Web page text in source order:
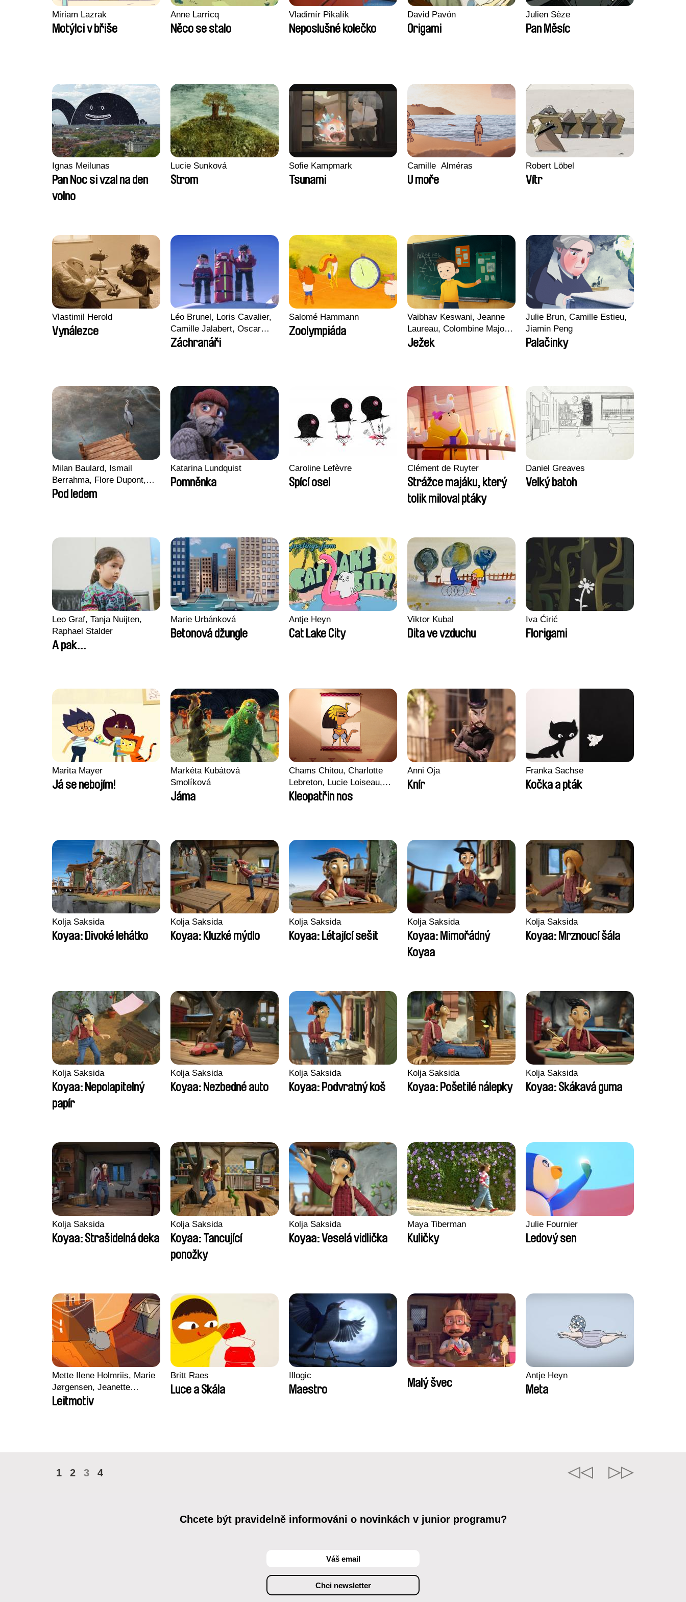
Miriam Lazrak
Motýlci v břiše
Anne Larricq
Něco se stalo
Vladimír Pikalík
Neposlušné kolečko
David Pavón
Origami
Julien Sèze
Pan Měsíc
Ignas Meilunas
Pan Noc si vzal na den
volno
Lucie Sunková
Strom
Sofie Kampmark
Tsunami
Camille​ ​ ​Alméras
U moře
Robert Löbel
Vítr
Vlastimil Herold
Vynálezce
Léo Brunel, Loris Cavalier,
Camille Jalabert, Oscar
Malet
Záchranáři
Salomé Hammann
Zoolympiáda
Vaibhav Keswani, Jeanne
Laureau, Colombine Majou,
Morgane Mattard, Kaisa
Ježek
Julie Brun, Camille Estieu,
Jiamin Peng
Palačinky
Milan Baulard, Ismail
Berrahma, Flore Dupont,
Laurie Estampes, Quentin
Pod ledem
Katarina Lundquist
Pomněnka
Caroline Lefèvre
Spící osel
Clément de Ruyter
Strážce majáku, který
tolik miloval ptáky
Daniel Greaves
Velký batoh
Leo Graf, Tanja Nuijten,
Raphael Stalder
A pak...
Marie Urbánková
Betonová džungle
Antje Heyn
Cat Lake City
Viktor Kubal
Dita ve vzduchu
Iva Ćirić
Florigami
Marita Mayer
Já se nebojím!
Markéta Kubátová
Smolíková
Jáma
Chams Chitou, Charlotte
Lebreton, Lucie Loiseau,
Mikahel Meah, Maxime
Monier, Marc
Anthony Trefleze
Kleopatřin nos
Anni Oja
Knír
Franka Sachse
Kočka a pták
Kolja Saksida
Koyaa: Divoké lehátko
Kolja Saksida
Koyaa: Kluzké mýdlo
Kolja Saksida
Koyaa: Létající sešit
Kolja Saksida
Koyaa: Mimořádný
Koyaa
Kolja Saksida
Koyaa: Mrznoucí šála
Kolja Saksida
Koyaa: Nepolapitelný
papír
Kolja Saksida
Koyaa: Nezbedné auto
Kolja Saksida
Koyaa: Podvratný koš
Kolja Saksida
Koyaa: Pošetilé nálepky
Kolja Saksida
Koyaa: Skákavá guma
Kolja Saksida
Koyaa: Strašidelná deka
Kolja Saksida
Koyaa: Tancující
ponožky
Kolja Saksida
Koyaa: Veselá vidlička
Maya Tiberman
Kuličky
Julie Fournier
Ledový sen
Mette Ilene Holmriis, Marie
Jørgensen, Jeanette
Nørgaard, Marie Thorhauge
Leitmotiv
Britt Raes
Luce a Skála
Illogic
Maestro
Malý švec
Antje Heyn
Meta
1 2 3 4
Chcete být pravidelně informováni o novinkách v junior programu?